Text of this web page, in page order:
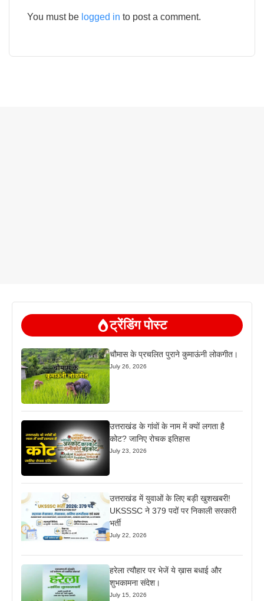
You must be logged in to post a comment.
ट्रेंडिंग पोस्ट
चौमास के प्रचलित पुराने कुमाऊंनी लोकगीत।
July 26, 2026
उत्तराखंड के गांवों के नाम में क्यों लगता है
कोट? जानिए रोचक इतिहास
July 23, 2026
उत्तराखंड में युवाओं के लिए बड़ी खुशखबरी!
UKSSSC ने 379 पदों पर निकाली सरकारी
भर्ती
July 22, 2026
हरेला त्यौहार पर भेजें ये ख़ास बधाई और
शुभकामना संदेश।
July 15, 2026